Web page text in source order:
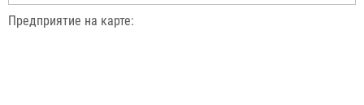
Предприятие на карте: